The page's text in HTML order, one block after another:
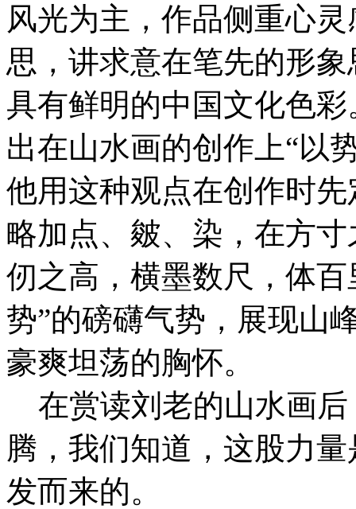
风光为主，作品侧重心
思，讲求意在笔先的形
具有鲜明的中国文化色
出在山水画的创作上“以
他用这种观点在创作时
略加点、皴、染，在方
仞之高，横墨数尺，体
势”的磅礴气势，展现山
豪爽坦荡的胸怀。
在赏读刘老的山水画后
腾，我们知道，这股力
发而来的。